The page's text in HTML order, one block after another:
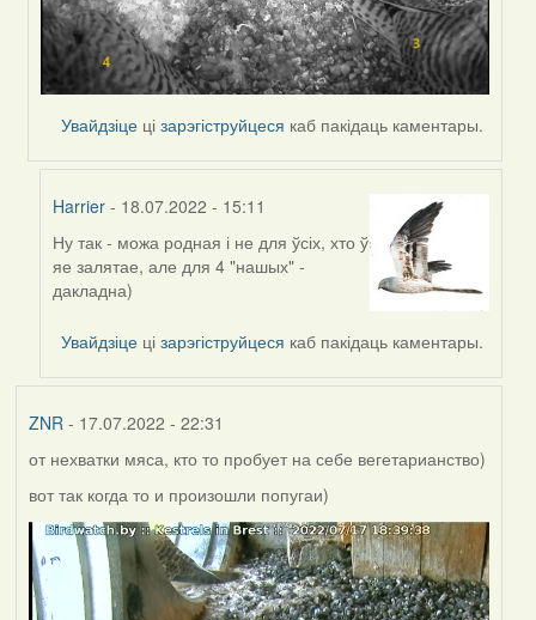
Увайдзіце цізарэгіструйцеся каб пакідаць каментары.
Harrier - 18.07.2022 - 15:11
In
reply
to
Lighty
Ну так - можа родная і не для ўсіх, хто ў
яе залятае, але для 4 "нашых" -
дакладна)
Увайдзіце цізарэгіструйцеся каб пакідаць каментары.
ZNR- 17.07.2022 - 22:31
от нехватки мяса, кто то пробует на себе вегетарианство)
вот так когда то и произошли попугаи)